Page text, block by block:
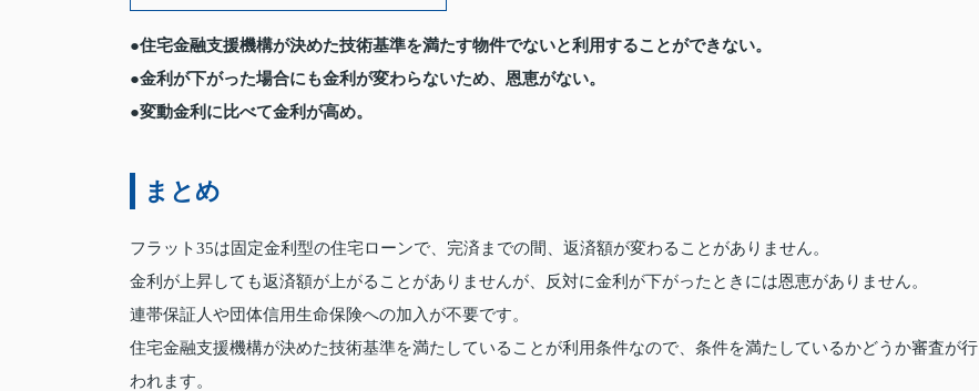
●住宅金融支援機構が決めた技術基準を満たす物件でないと利用することができない。
●金利が下がった場合にも金利が変わらないため、恩恵がない。
●変動金利に比べて金利が高め。
まとめ
フラット35は固定金利型の住宅ローンで、完済までの間、返済額が変わることがありません。
金利が上昇しても返済額が上がることがありませんが、反対に金利が下がったときには恩恵がありません。
連帯保証人や団体信用生命保険への加入が不要です。
住宅金融支援機構が決めた技術基準を満たしていることが利用条件なので、条件を満たしているかどうか審査が行
われます。